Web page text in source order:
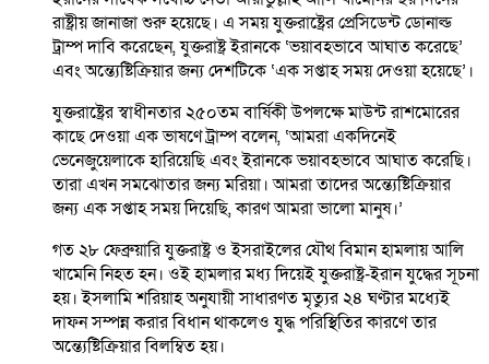
রাষ্ট্রীয় জানাজা শুরু হয়েছে। এ সময় যুক্তরাষ্ট্রের প্রেসিডেন্ট ডোনাল্ড
ট্রাম্প দাবি করেছেন, যুক্তরাষ্ট্র ইরানকে ‘ভয়াবহভাবে আঘাত করেছে’
এবং অন্ত্যেষ্টিক্রিয়ার জন্য দেশটিকে ‘এক সপ্তাহ সময় দেওয়া হয়েছে’।
যুক্তরাষ্ট্রের স্বাধীনতার ২৫০তম বার্ষিকী উপলক্ষে মাউন্ট রাশমোরের
কাছে দেওয়া এক ভাষণে ট্রাম্প বলেন, ‘আমরা একদিনেই
ভেনেজুয়েলাকে হারিয়েছি এবং ইরানকে ভয়াবহভাবে আঘাত করেছি।
তারা এখন সমঝোতার জন্য মরিয়া। আমরা তাদের অন্ত্যেষ্টিক্রিয়ার
জন্য এক সপ্তাহ সময় দিয়েছি, কারণ আমরা ভালো মানুষ।’
গত ২৮ ফেব্রুয়ারি যুক্তরাষ্ট্র ও ইসরাইলের যৌথ বিমান হামলায় আলি
খামেনি নিহত হন। ওই হামলার মধ্য দিয়েই যুক্তরাষ্ট্র-ইরান যুদ্ধের সূচনা
হয়। ইসলামি শরিয়াহ অনুযায়ী সাধারণত মৃত্যুর ২৪ ঘণ্টার মধ্যেই
দাফন সম্পন্ন করার বিধান থাকলেও যুদ্ধ পরিস্থিতির কারণে তার
অন্ত্যেষ্টিক্রিয়ার বিলম্বিত হয়।